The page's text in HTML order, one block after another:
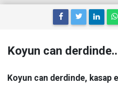
Koyun can derdinde..
Koyun can derdinde, kasap